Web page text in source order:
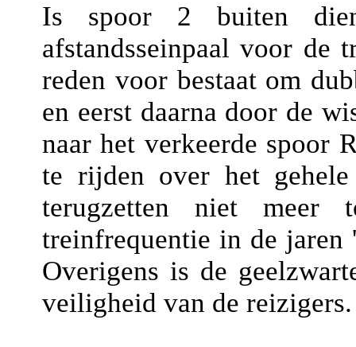
Is spoor 2 buiten
afstandsseinpaal voor de
reden voor bestaat om
en eerst daarna door de
naar het verkeerde spoor
te rijden over het
terugzetten niet meer
treinfrequentie in de jaren
Overigens is de
veiligheid van de reizigers.